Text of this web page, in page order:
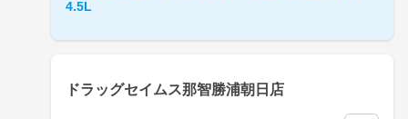
4.5L
ドラッグセイムス那智勝浦朝日店